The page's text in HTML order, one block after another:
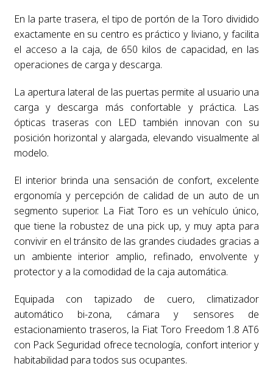
En la parte trasera, el tipo de portón de la Toro dividido
exactamente en su centro es práctico y liviano, y facilita
el acceso a la caja, de 650 kilos de capacidad, en las
operaciones de carga y descarga.
La apertura lateral de las puertas permite al usuario una
carga y descarga más confortable y práctica. Las
ópticas traseras con LED también innovan con su
posición horizontal y alargada, elevando visualmente al
modelo.
El interior brinda una sensación de confort, excelente
ergonomía y percepción de calidad de un auto de un
segmento superior. La Fiat Toro es un vehículo único,
que tiene la robustez de una pick up, y muy apta para
convivir en el tránsito de las grandes ciudades gracias a
un ambiente interior amplio, refinado, envolvente y
protector y a la comodidad de la caja automática.
Equipada con tapizado de cuero, climatizador
automático bi-zona, cámara y sensores de
estacionamiento traseros, la Fiat Toro Freedom 1.8 AT6
con Pack Seguridad ofrece tecnología, confort interior y
habitabilidad para todos sus ocupantes.